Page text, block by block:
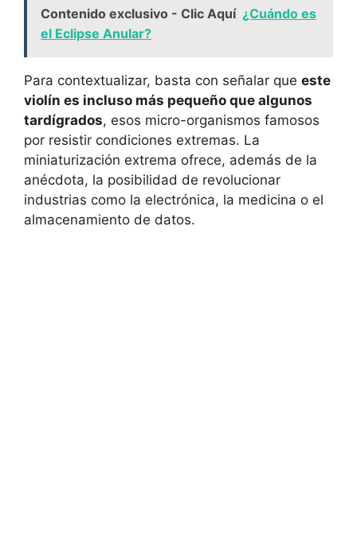
Contenido exclusivo - Clic Aquí ¿Cuándo es
el Eclipse Anular?
Para contextualizar, basta con señalar que este
violín es incluso más pequeño que algunos
tardígrados, esos micro-organismos famosos
por resistir condiciones extremas. La
miniaturización extrema ofrece, además de la
anécdota, la posibilidad de revolucionar
industrias como la electrónica, la medicina o el
almacenamiento de datos.